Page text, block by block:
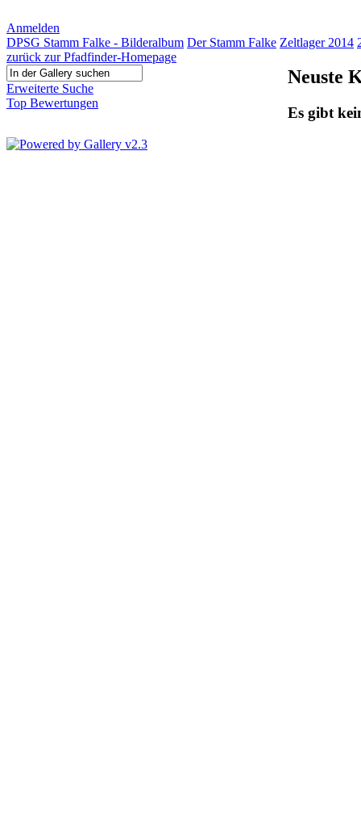
Anmelden
DPSG Stamm Falke - Bilderalbum Der Stamm Falke Zeltlager 2014
zurück zur Pfadfinder-Homepage
Erweiterte Suche
Top Bewertungen
Neuste
Es gibt